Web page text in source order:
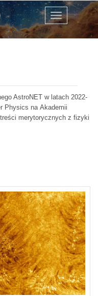
Menu
AstroNET w latach 2022-
Physics na Akademii
merytorycznych z fizyki